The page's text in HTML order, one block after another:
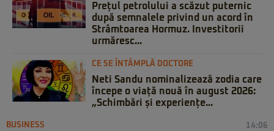
Prețul petrolului a scăzut puternic
după semnalele privind un acord în
Strâmtoarea Hormuz. Investitorii
urmăresc...
CE SE ÎNTÂMPLĂ DOCTORE
Neti Sandu nominalizează zodia care
începe o viață nouă în august 2026:
„Schimbări și experiențe...
BUSINESS 14:06